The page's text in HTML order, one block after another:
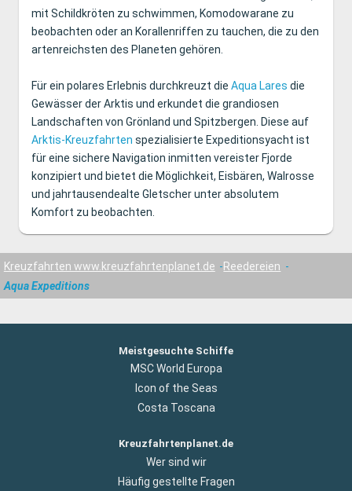
mit Schildkröten zu schwimmen, Komodowarane zu
beobachten oder an Korallenriffen zu tauchen, die zu den
artenreichsten des Planeten gehören.
Für ein polares Erlebnis durchkreuzt die Aqua Lares die
Gewässer der Arktis und erkundet die grandiosen
Landschaften von Grönland und Spitzbergen. Diese auf
Arktis-Kreuzfahrten spezialisierte Expeditionsyacht ist
für eine sichere Navigation inmitten vereister Fjorde
konzipiert und bietet die Möglichkeit, Eisbären, Walrosse
und jahrtausendealte Gletscher unter absolutem
Komfort zu beobachten.
Kreuzfahrten www.kreuzfahrtenplanet.de
Reedereien
Aqua Expeditions
Meistgesuchte Schiffe
MSC World Europa
Icon of the Seas
Costa Toscana
Kreuzfahrtenplanet.de
Wer sind wir
Häufig gestellte Fragen